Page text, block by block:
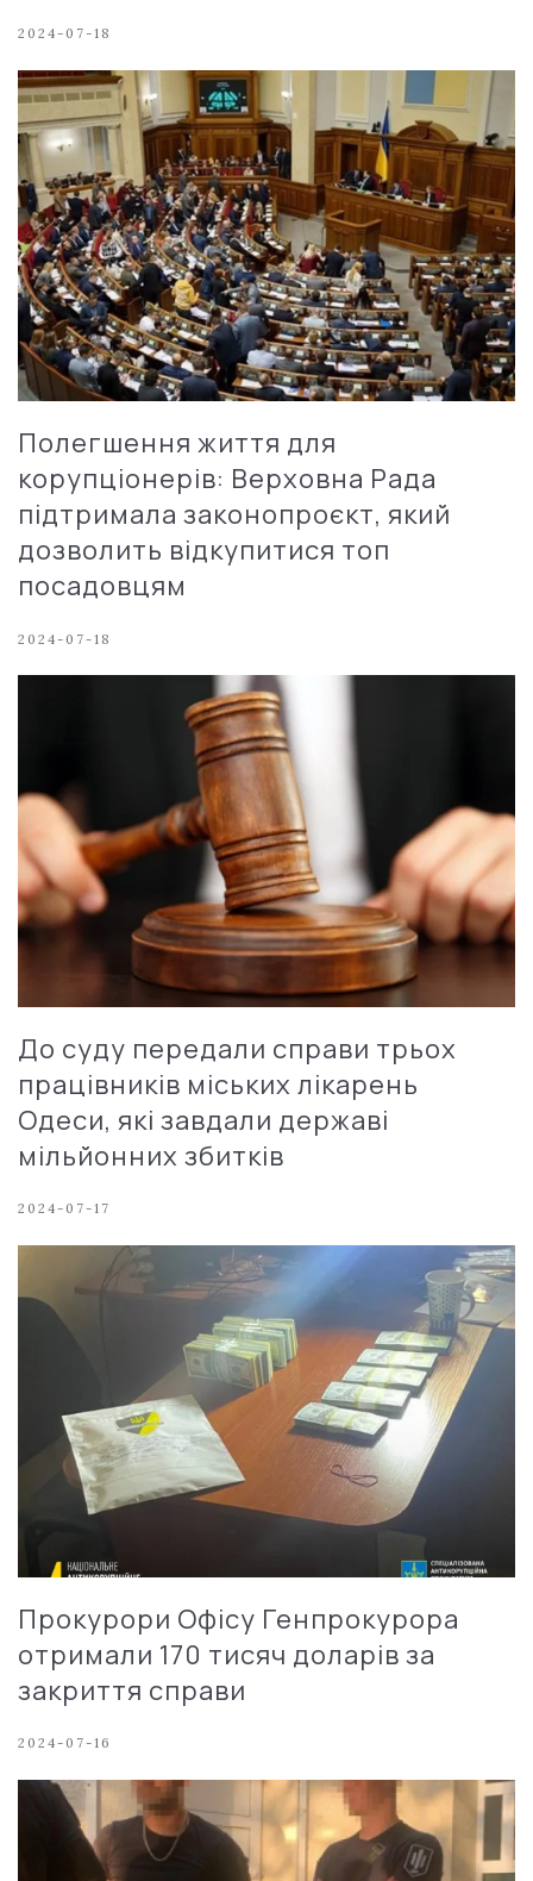
2024-07-18
Полегшення життя для
корупціонерів: Верховна Рада
підтримала законопроєкт, який
дозволить відкупитися топ
посадовцям
2024-07-18
До суду передали справи трьох
працівників міських лікарень
Одеси, які завдали державі
мільйонних збитків
2024-07-17
Прокурори Офісу Генпрокурора
отримали 170 тисяч доларів за
закриття справи
2024-07-16